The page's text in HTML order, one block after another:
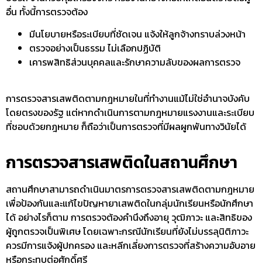
อื่น ทั้งนี้การตรวจต้อง
มีนโยบายหรือระเบียบที่ชัดเจน แจ้งให้ลูกจ้างทราบล่วงหน้า
ตรวจอย่างเป็นธรรม ไม่เลือกปฏิบัติ
เคารพสิทธิส่วนบุคคลและรักษาความลับของผลการตรวจ
การตรวจสารเสพติดตามกฎหมายในที่ทำงานแม้ไม่ใช่อำนาจบังคับ
โดยตรงของรัฐ แต่หากดำเนินการตามกฎหมายแรงงานและระเบียบ
ที่ชอบด้วยกฎหมาย ก็ถือว่าเป็นการตรวจที่มีผลผูกพันทางวินัยได้
การตรวจสารเสพติดในสถานศึกษา
สถานศึกษาสามารถดำเนินมาตรการตรวจสารเสพติดตามกฎหมาย
เพื่อป้องกันและแก้ไขปัญหายาเสพติดในกลุ่มนักเรียนหรือนักศึกษา
ได้ อย่างไรก็ตาม การตรวจต้องคำนึงถึงอายุ วุฒิภาวะ และสิทธิของ
ผู้ถูกตรวจเป็นพิเศษ โดยเฉพาะกรณีนักเรียนที่ยังไม่บรรลุนิติภาวะ
ควรมีการแจ้งผู้ปกครอง และหลีกเลี่ยงการตรวจที่สร้างความอับอาย
หรือกระทบต่อศักดิ์ศรี